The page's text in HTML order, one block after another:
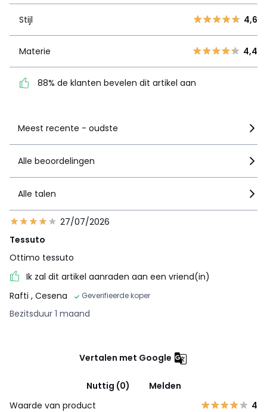
1
2 0
88% de klanten bevelen
dit artikel aan
Stijl 4,6
Materie 4,4
88% de klanten bevelen dit artikel aan
Meest recente - oudste
Alle beoordelingen
Alle talen
27/07/2026
Tessuto
Ottimo tessuto
Ik zal dit artikel aanraden aan een vriend(in)
Rafti , Cesena Geverifieerde koper
Bezitsduur 1 maand
Vertalen met Google
Nuttig (0)
Melden
Waarde van product
4